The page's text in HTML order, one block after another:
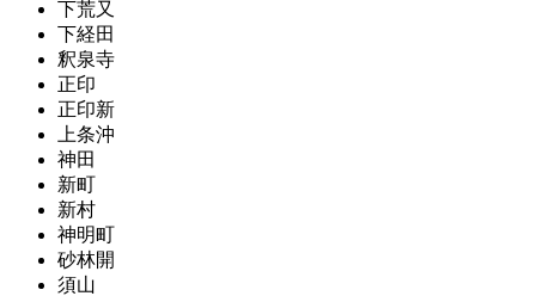
下荒又
下経田
釈泉寺
正印
正印新
上条沖
神田
新町
新村
神明町
砂林開
須山